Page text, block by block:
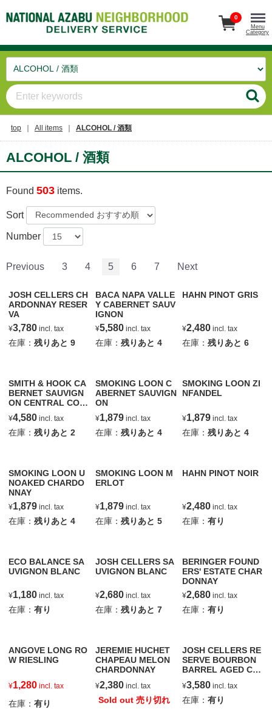
0
Menu
Category
top All items ALCOHOL / 酒類
ALCOHOL / 酒類
Found 503 items.
Sort
Number
Previous 3 4 5 6 7 Next
JOSH CELLERS CH
ARDONNAY RESER
VA
¥3,780 incl. tax
在庫：残りあと9
BACA NAPA VALLE
Y CABERNET SAUV
IGNON
¥5,580incl. tax
在庫： 残りあと 4
HAHN PINOT GRIS
¥2,480incl. tax
在庫： 残りあと 6
SMITH & HOOK CA
BERNET SAUVIGN
ON CENTRAL COA
ST
¥4,580 incl. tax
在庫：残りあと2
SMOKING LOON C
ABERNET SAUVIGN
ON
¥1,879incl. tax
在庫： 残りあと 4
SMOKING LOON ZI
NFANDEL
¥1,879incl. tax
在庫： 残りあと 4
SMOKING LOON U
NOAKED CHARDO
NNAY
¥1,879 incl. tax
在庫：残りあと4
SMOKING LOON M
ERLOT
¥1,879incl. tax
在庫： 残りあと 5
HAHN PINOT NOIR
¥2,480incl. tax
在庫： 有り
ECO BALANCE SA
UVIGNON BLANC
¥1,180 incl. tax
在庫：有り
JOSH CELLERS SA
UVIGNON BLANC
¥2,680incl. tax
在庫： 残りあと 7
BERINGER FOUND
ERS' ESTATE CHAR
DONNAY
¥2,680incl. tax
在庫： 有り
ANGOVE LONG RO
W RIESLING
¥1,280 incl. tax
在庫：有り
JEREMIE HUCHET
CHAPEAU MELON
CHARDONNAY
¥2,380incl. tax
Sold out 売り切れ
JOSH CELLERS RE
SERVE BOURBON
BARREL AGED CA
BERNET SAUVIGN
ON
¥3,580incl. tax
在庫： 有り